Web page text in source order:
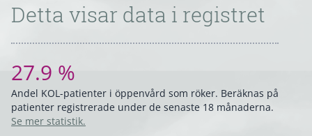
Detta visar data i registret
27.9 %
Andel KOL-patienter i öppenvård som röker. Beräknas på
patienter registrerade under de senaste 18 månaderna.
Se mer statistik.